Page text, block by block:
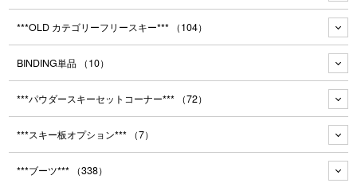
***OLD カテゴリーフリースキー*** （104）
BINDING単品 （10）
***パウダースキーセットコーナー*** （72）
***スキー板オプション*** （7）
***ブーツ*** （338）